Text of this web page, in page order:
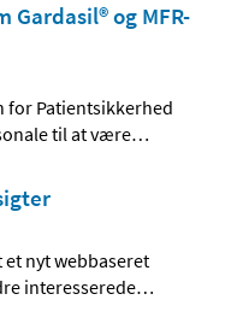
og MFR-
for Patientsikkerhed
til at være…
nyt webbaseret
interesserede…